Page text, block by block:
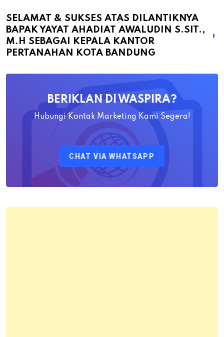
atas
Dilantiknya
Bapak
Ahadiat
Pertanahan
Kota
SELAMAT & SUKSES ATAS DILANTIKNYA
BAPAK YAYAT AHADIAT AWALUDIN S.SIT.,
M.H SEBAGAI KEPALA KANTOR
PERTANAHAN KOTA BANDUNG
BERIKLAN DI WASPIRA?
Hubungi Kontak Marketing Kami Segera!
CHAT VIA WHATSAPP